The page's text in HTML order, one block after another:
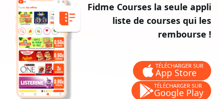
Fidme Courses la seule appli
liste de courses qui les
rembourse !
TÉLÉCHARGER SUR
App Store
TÉLÉCHARGER SUR
Google Play